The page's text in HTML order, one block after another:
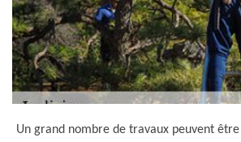
Un grand nombre de travaux peuvent être